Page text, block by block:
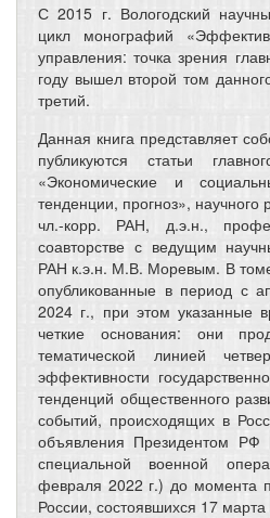
С 2015 г. Вологодский
цикл монографий
управления: точка зрения
году вышел второй том
третий.
Данная книга представляет
публикуются статьи
«Экономические и
тенденции, прогноз»,
чл.-корр. РАН, д.э.н.,
соавторстве с ведущим
РАН к.э.н. М.В. Моревым. В
опубликованные в период с
2024 г., при этом указанные
четкие основания: они
тематической линией
эффективности
тенденций общественного
событий, происходящих в
объявления Президентом
специальной военной
февраля 2022 г.) до момента
России, состоявшихся 17 марта